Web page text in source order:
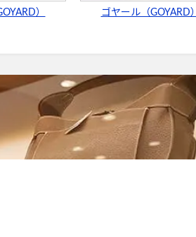
） ゴヤール（GOYARD）